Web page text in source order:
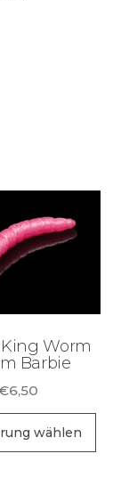
King Worm
Barbie
6,50
wählen